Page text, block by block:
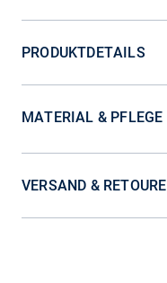
PRODUKTDETAILS
MATERIAL & PFLEGE
VERSAND & RETOURE